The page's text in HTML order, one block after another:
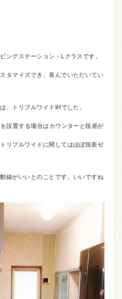
ングステーション・Lクラスです。
タマイズでき、喜んでいただいてい
、トリプルワイドIHでした。
設置する場合はカウンターと段差が
リプルワイドに関してはほぼ段差ゼ
線がいいとのことです。いいですね